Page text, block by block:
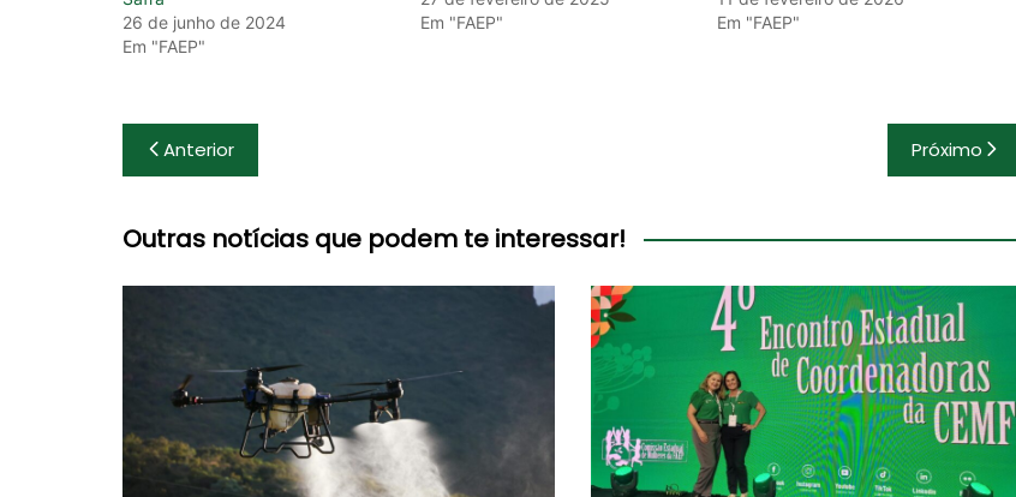
26 de junho de 2024
Em "FAEP"
Em "FAEP"
Em "FAEP"
Navegação
de
Post
Anterior Próximo
Outras notícias que podem te interessar!